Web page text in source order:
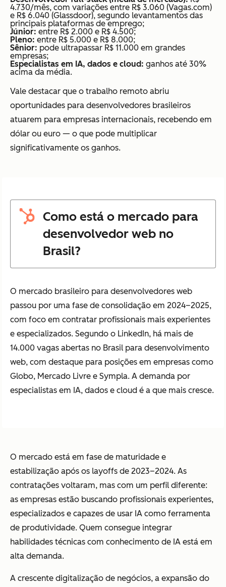
4.730/mês, com variações entre R$ 3.060 (Vagas.com)
e R$ 6.040 (Glassdoor), segundo levantamentos das
principais plataformas de emprego;
Júnior: entre R$ 2.000 e R$ 4.500;
Pleno: entre R$ 5.000 e R$ 8.000;
Sênior: pode ultrapassar R$ 11.000 em grandes
empresas;
Especialistas em IA, dados e cloud: ganhos até 30%
acima da média.
Vale destacar que o trabalho remoto abriu
oportunidades para desenvolvedores brasileiros
atuarem para empresas internacionais, recebendo em
dólar ou euro — o que pode multiplicar
significativamente os ganhos.
Como está o mercado para
desenvolvedor web no
Brasil?
O mercado brasileiro para desenvolvedores web
passou por uma fase de consolidação em 2024–2025,
com foco em contratar profissionais mais experientes
e especializados. Segundo o LinkedIn, há mais de
14.000 vagas abertas no Brasil para desenvolvimento
web, com destaque para posições em empresas como
Globo, Mercado Livre e Sympla. A demanda por
especialistas em IA, dados e cloud é a que mais cresce.
O mercado está em fase de maturidade e
estabilização após os layoffs de 2023–2024. As
contratações voltaram, mas com um perfil diferente:
as empresas estão buscando profissionais experientes,
especializados e capazes de usar IA como ferramenta
de produtividade. Quem consegue integrar
habilidades técnicas com conhecimento de IA está em
alta demanda.
A crescente digitalização de negócios, a expansão do